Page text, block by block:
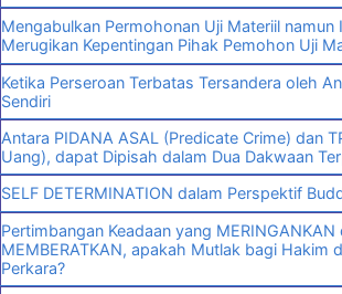
Mengabulkan Permohonan Uji Materiil namun
Merugikan Kepentingan Pihak Pemohon Uji
Ketika Perseroan Terbatas Tersandera oleh
Sendiri
Antara PIDANA ASAL (Predicate Crime) dan
Uang), dapat Dipisah dalam Dua Dakwaan
SELF DETERMINATION dalam Perspektif
Pertimbangan Keadaan yang MERINGANKAN
MEMBERATKAN, apakah Mutlak bagi Hakim
Perkara?